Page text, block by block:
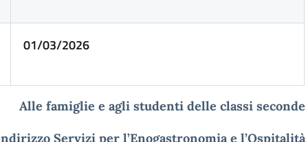
01/03/2026
Alle famiglie e agli studenti delle classi seconde
Servizi per l’Enogastronomia e l’Ospitalità